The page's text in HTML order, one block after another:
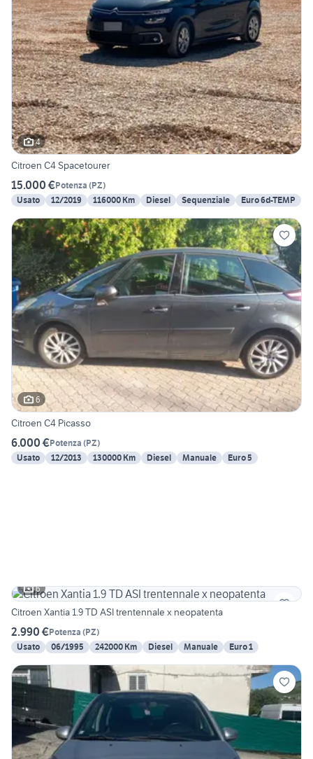
4
Citroen C4 Spacetourer
15.000 €Potenza (PZ)
Usato
12/2019 116000 Km Diesel Sequenziale Euro 6d-TEMP
6
Citroen C4 Picasso
6.000 €Potenza (PZ)
Usato
12/2013 130000 Km Diesel Manuale Euro 5
6
Citroen Xantia 1.9 TD ASI trentennale x neopatenta
2.990 €Potenza (PZ)
Usato
06/1995 242000 Km Diesel Manuale Euro 1